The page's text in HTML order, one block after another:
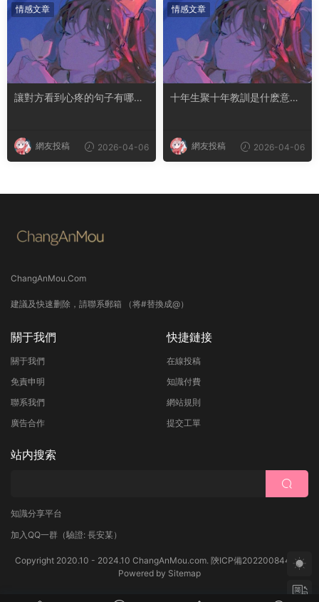
情感文章
讓對方看到心疼的句子有哪
網友投稿 2026-04-06
情感文章
十年生聚十年教訓是什麽意思
網友投稿 2026-04-06
ChangAnMou.Com
建議及快速删除，請聯系郵箱 （将#替換成@）
關于我們
關于我們
免責申明
聯系我們
廣告合作
快捷鏈接
在線投稿
知識付費
網站規則
提交工單
站内搜索
知識分享平台
加入QQ一群 （驗證: 長安某）
Copyright 2020.10 - 2024.10 ChangAnMou.com. 陝ICP備2022008444号
Powered by Sitemap